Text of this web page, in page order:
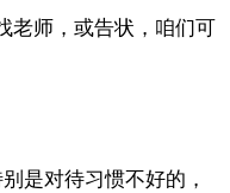
老师，或告状，咱们可
是对待习惯不好的，